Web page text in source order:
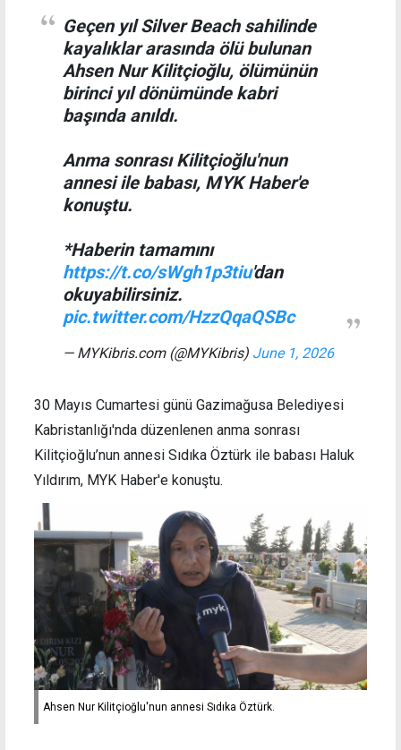
Geçen yıl Silver Beach sahilinde
kayalıklar arasında ölü bulunan
Ahsen Nur Kilitçioğlu, ölümünün
birinci yıl dönümünde kabri
başında anıldı.
Anma sonrası Kilitçioğlu'nun
annesi ile babası, MYK Haber'e
konuştu.
*Haberin tamamını
https://t.co/sWgh1p3tiu'dan
okuyabilirsiniz.
pic.twitter.com/HzzQqaQSBc
— MYKibris.com (@MYKibris) June 1, 2026
30 Mayıs Cumartesi günü Gazimağusa Belediyesi
Kabristanlığı'nda düzenlenen anma sonrası
Kilitçioğlu’nun annesi Sıdıka Öztürk ile babası Haluk
Yıldırım, MYK Haber'e konuştu.
Ahsen Nur Kilitçioğlu'nun annesi Sıdıka Öztürk.